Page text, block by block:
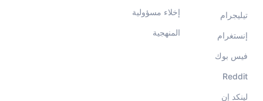
إخلاء مسؤولية
المنهجية
تيليجرام
إنستغرام
فيس بوك
Reddit
لينكد إن